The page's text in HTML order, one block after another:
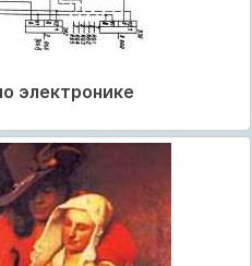
электронике